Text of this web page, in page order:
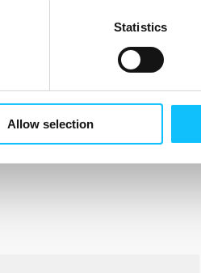
Statistics
Allow selection